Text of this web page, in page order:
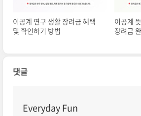
이공계 연구 생활 장려금 혜택
및 확인하기 방법
이공계
장려금
댓글
Everyday Fun